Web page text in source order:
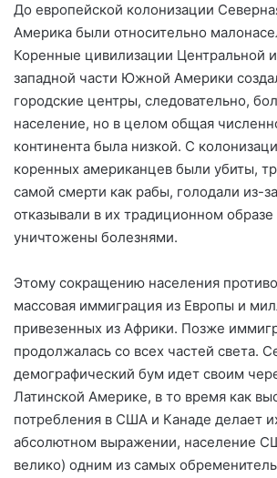
До европейской колонизации
Америка были относительно
Коренные цивилизации Центральной
западной части Южной Америки
городские центры, следовательно,
население, но в целом общая
континента была низкой. С
коренных американцев были убиты,
самой смерти как рабы, голодали из-
отказывали в их традиционном
уничтожены болезнями.
Этому сокращению населения
массовая иммиграция из Европы и
привезенных из Африки. Позже
продолжалась со всех частей света.
демографический бум идет своим
Латинской Америке, в то время как
потребления в США и Канаде делает
абсолютном выражении, население
велико) одним из самых